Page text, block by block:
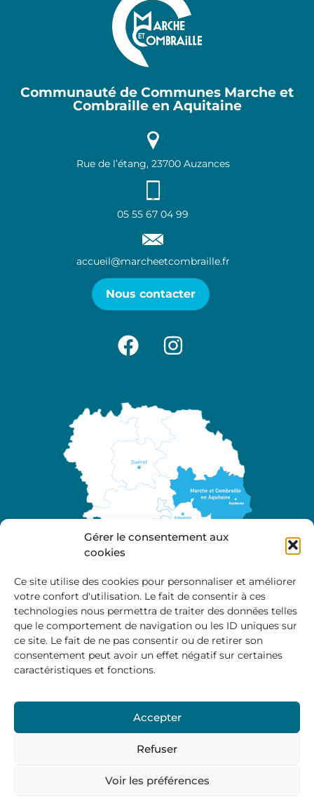
Gérer le consentement aux
cookies
Ce site utilise des cookies pour personnaliser et améliorer
votre confort d'utilisation. Le fait de consentir à ces
technologies nous permettra de traiter des données telles
que le comportement de navigation ou les ID uniques sur
ce site. Le fait de ne pas consentir ou de retirer son
consentement peut avoir un effet négatif sur certaines
caractéristiques et fonctions.
Accepter
Refuser
Voir les préférences
Communauté de Communes Marche et
Combraille en Aquitaine
Rue de l’étang, 23700 Auzances
05 55 67 04 99
accueil@marcheetcombraille.fr
Nous contacter
A propos
Site officiel de la Communauté de Communes
Marche et Combraille en Aquitaine
Horaires d’ouverture :
9:00 – 12:00 / 14:00 – 17:00
Vendredi: 9:00 – 12:00
Mentions Légales–Politique des cookies